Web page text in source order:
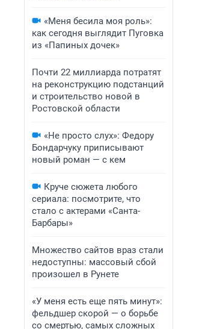
«Меня бесила моя роль»:
как сегодня выглядит Пуговка
из «Папиных дочек»
Почти 22 миллиарда потратят
на реконструкцию подстанций
и строительство новой в
Ростовской области
«Не просто слух»: Федору
Бондарчуку приписывают
новый роман — с кем
Круче сюжета любого
сериала: посмотрите, что
стало с актерами «Санта-
Барбары»
Множество сайтов враз стали
недоступны: массовый сбой
произошел в Рунете
«У меня есть еще пять минут»:
фельдшер скорой — о борьбе
со смертью, самых сложных